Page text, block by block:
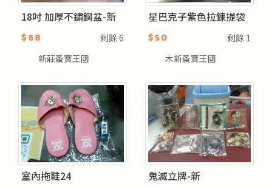
18吋 加厚不鏽鋼盆-新
$68 剩餘6
新莊蚤寶王國
星巴克子紫色拉鍊提袋
$50 剩餘 1
木新蚤寶王國
室內拖鞋24 鬼滅立牌-新